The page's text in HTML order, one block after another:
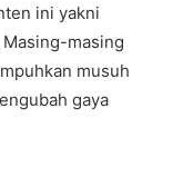
ini yakni
masing
musuh
gaya